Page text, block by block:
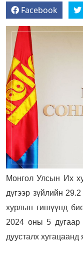
Facebook
Монгол Улсын Их
дүгээр зүйлийн
хурлын гишүүнд
2024 оны 5
дуусталх хугацаанд